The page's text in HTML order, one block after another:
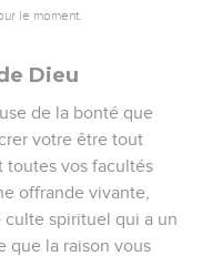
le moment.
Dieu
de la bonté que
votre être tout
toutes vos facultés
offrande vivante,
culte spirituel qui a un
que la raison vous